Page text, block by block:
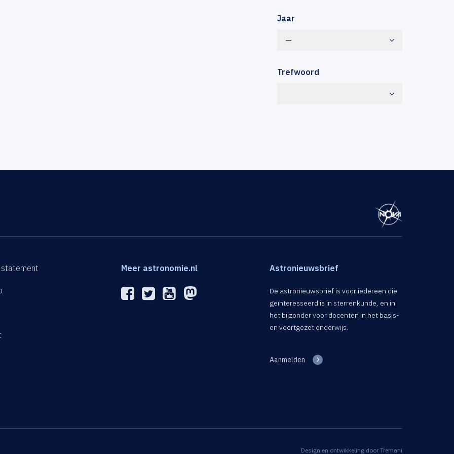
Jaar
—
Trefwoord
Meer astronomie.nl Astronieuwsbrief
De astronieuwsbrief is voor iedereen die
geïnteresseerd is in sterrenkunde, en in
het bijzonder voor docenten in het basis-
en voortgezet onderwijs.
Aanmelden
Design en ontwikkeling door Tremani